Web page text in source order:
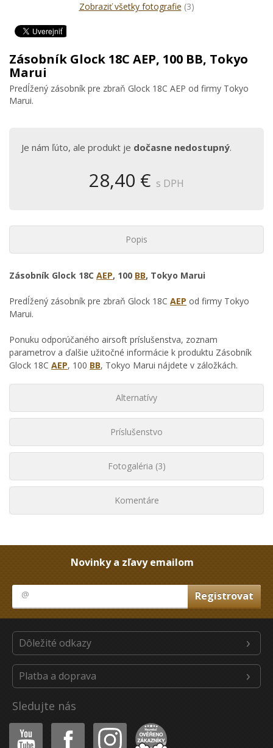
Zobraziť všetky fotografie (3)
Zásobník Glock 18C AEP, 100 BB, Tokyo
Marui
Predĺžený zásobník pre zbraň Glock 18C AEP od firmy Tokyo
Marui.
Je nám ľúto, ale produkt je dočasne nedostupný.
28,40 € s DPH
Popis
Zásobník Glock 18C AEP, 100 BB, Tokyo Marui
Predĺžený zásobník pre zbraň Glock 18C AEP od firmy Tokyo
Marui.
Ponuku odporúčaného airsoft príslušenstva, zoznam
parametrov a ďalšie užitočné informácie k produktu Zásobník
Glock 18C AEP, 100 BB, Tokyo Marui nájdete v záložkách.
Alternatívy
Príslušenstvo
Fotogaléria (3)
Komentáre
Novinky a zľavy emailom
Dôležité odkazy
Platba a doprava
Sledujte nás
Youtube Facebook Instagram Heureka